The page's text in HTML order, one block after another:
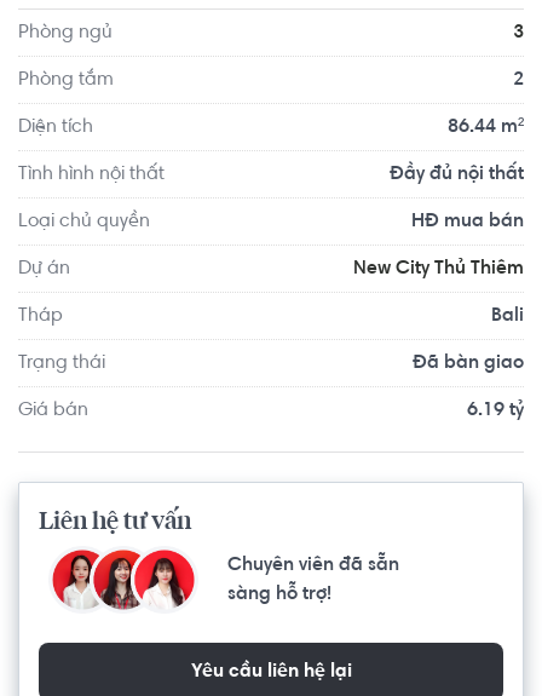
hạ tầng tiện ích – dịch vụ hoàn hảo, tiêu chuẩn như: hồ
hoạt cộng đồng, khu trung tâm mua sắm thương mại,
bệnh viện, trường học,... mang đến cho cư dân một
Phòng ngủ 3
Phòng tắm 2
Diện tích 86.44 m²
Tình hình nội thất Đầy đủ nội thất
Loại chủ quyền HĐ mua bán
Dự án New City Thủ Thiêm
Tháp Bali
Trạng thái Đã bàn giao
Giá bán 6.19 tỷ
Liên hệ tư vấn
Chuyên viên đã sẵn
sàng hỗ trợ!
Yêu cầu liên hệ lại